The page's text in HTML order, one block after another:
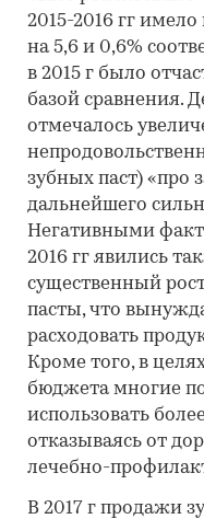
2015-2016 гг
на 5,6 и 0,6%
в 2015 г было
базой сравнения.
отмечалось
зубных паст) «про
дальнейшего
Негативными
2016 гг явились
существенный
пасты, что
расходовать
Кроме того, в
бюджета многие
использовать
отказываясь от
лечебно-
В 2017 г продажи